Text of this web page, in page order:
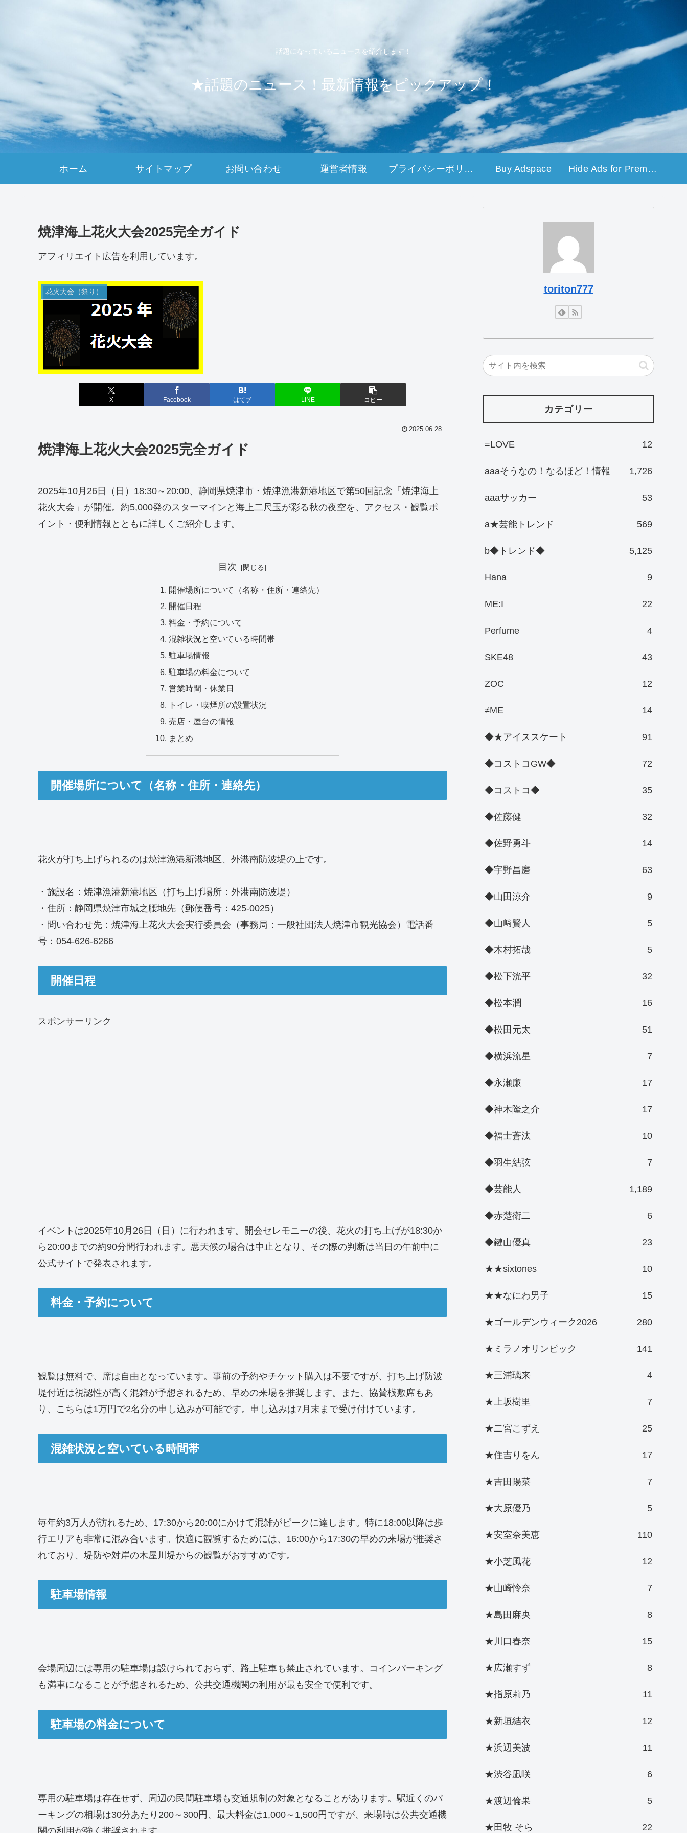
話題になっているニュースを紹介します！
★話題のニュース！最新情報をピックアップ！
ホーム サイトマップ お問い合わせ 運営者情報 プライバシーポリシー Buy Adspace Hide Ads for Premium Members
焼津海上花火大会2025完全ガイド
アフィリエイト広告を利用しています。
花火大会（祭り）
X Facebook はてブ LINE コピー
2025.06.28
焼津海上花火大会2025完全ガイド
2025年10月26日（日）18:30～20:00、静岡県焼津市・焼津漁港新港地区で第50回記念「焼津海上
花火大会」が開催。約5,000発のスターマインと海上二尺玉が彩る秋の夜空を、アクセス・観覧ポ
イント・便利情報とともに詳しくご紹介します。
目次
開催場所について（名称・住所・連絡先）
開催日程
料金・予約について
混雑状況と空いている時間帯
駐車場情報
駐車場の料金について
営業時間・休業日
トイレ・喫煙所の設置状況
売店・屋台の情報
まとめ
開催場所について（名称・住所・連絡先）
花火が打ち上げられるのは焼津漁港新港地区、外港南防波堤の上です。
・施設名：焼津漁港新港地区（打ち上げ場所：外港南防波堤）
・住所：静岡県焼津市城之腰地先（郵便番号：425-0025）
・問い合わせ先：焼津海上花火大会実行委員会（事務局：一般社団法人焼津市観光協会）電話番
号：054-626-6266
開催日程
スポンサーリンク
イベントは2025年10月26日（日）に行われます。開会セレモニーの後、花火の打ち上げが18:30か
ら20:00までの約90分間行われます。悪天候の場合は中止となり、その際の判断は当日の午前中に
公式サイトで発表されます。
料金・予約について
観覧は無料で、席は自由となっています。事前の予約やチケット購入は不要ですが、打ち上げ防波
堤付近は視認性が高く混雑が予想されるため、早めの来場を推奨します。また、協賛桟敷席もあ
り、こちらは1万円で2名分の申し込みが可能です。申し込みは7月末まで受け付けています。
混雑状況と空いている時間帯
毎年約3万人が訪れるため、17:30から20:00にかけて混雑がピークに達します。特に18:00以降は歩
行エリアも非常に混み合います。快適に観覧するためには、16:00から17:30の早めの来場が推奨さ
れており、堤防や対岸の木屋川堤からの観覧がおすすめです。
駐車場情報
会場周辺には専用の駐車場は設けられておらず、路上駐車も禁止されています。コインパーキング
も満車になることが予想されるため、公共交通機関の利用が最も安全で便利です。
駐車場の料金について
専用の駐車場は存在せず、周辺の民間駐車場も交通規制の対象となることがあります。駅近くのパ
ーキングの相場は30分あたり200～300円、最大料金は1,000～1,500円ですが、来場時は公共交通機
関の利用が強く推奨されます。
toriton777
カテゴリー
=LOVE 12
aaaそうなの！なるほど！情報 1,726
aaaサッカー 53
a★芸能トレンド 569
b◆トレンド◆ 5,125
Hana 9
ME:I 22
Perfume 4
SKE48 43
ZOC 12
≠ME 14
◆★アイススケート 91
◆コストコGW◆ 72
◆コストコ◆ 35
◆佐藤健 32
◆佐野勇斗 14
◆宇野昌磨 63
◆山田涼介 9
◆山﨑賢人 5
◆木村拓哉 5
◆松下洸平 32
◆松本潤 16
◆松田元太 51
◆横浜流星 7
◆永瀬廉 17
◆神木隆之介 17
◆福士蒼汰 10
◆羽生結弦 7
◆芸能人 1,189
◆赤楚衛二 6
◆鍵山優真 23
★★sixtones 10
★★なにわ男子 15
★ゴールデンウィーク2026 280
★ミラノオリンピック 141
★三浦璃来 4
★上坂樹里 7
★二宮こずえ 25
★住吉りをん 17
★吉田陽菜 7
★大原優乃 5
★安室奈美恵 110
★小芝風花 12
★山崎怜奈 7
★島田麻央 8
★川口春奈 15
★広瀬すず 8
★指原莉乃 11
★新垣結衣 12
★浜辺美波 11
★渋谷凪咲 6
★渡辺倫果 5
★田牧 そら 22